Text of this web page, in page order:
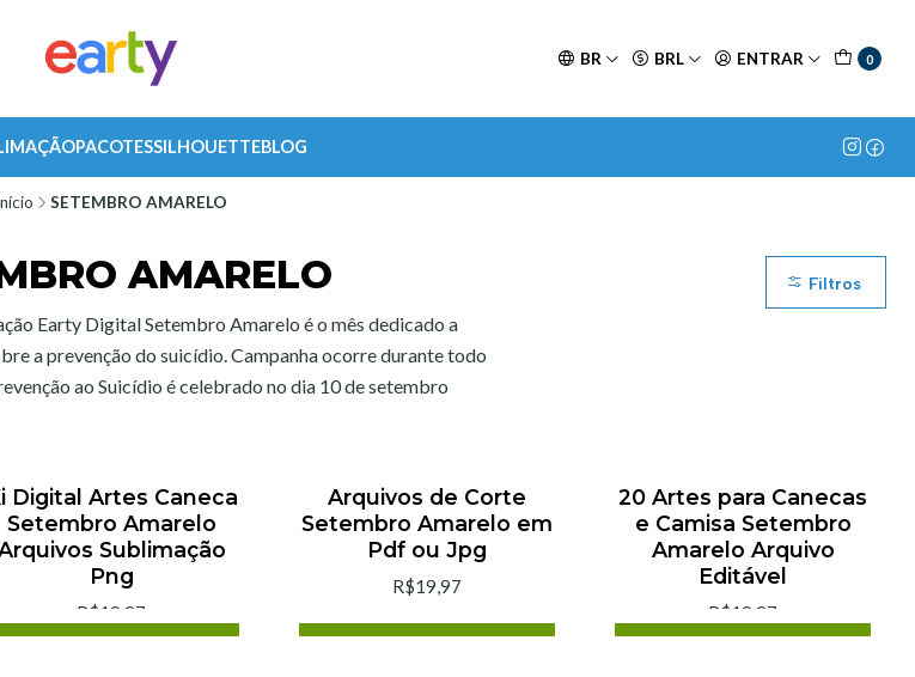
BR BRL ENTRAR 0
PACOTESSILHOUETTEBLOG
SETEMBRO AMARELO
AMARELO
Earty Digital Setembro Amarelo é o mês dedicado a
a prevenção do suicídio. Campanha ocorre durante todo
ao Suicídio é celebrado no dia 10 de setembro
Filtros
Digital Artes Caneca
Setembro Amarelo
Sublimação
Png
R$19,97
Arquivos de Corte
Setembro Amarelo em
Pdf ou Jpg
R$19,97
20 Artes para Canecas
e Camisa Setembro
Amarelo Arquivo
Editável
R$19,97